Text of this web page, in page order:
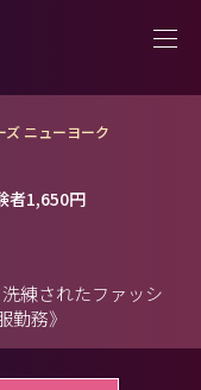
ズ ニューヨーク
者1,650円
練されたファッシ
勤務》